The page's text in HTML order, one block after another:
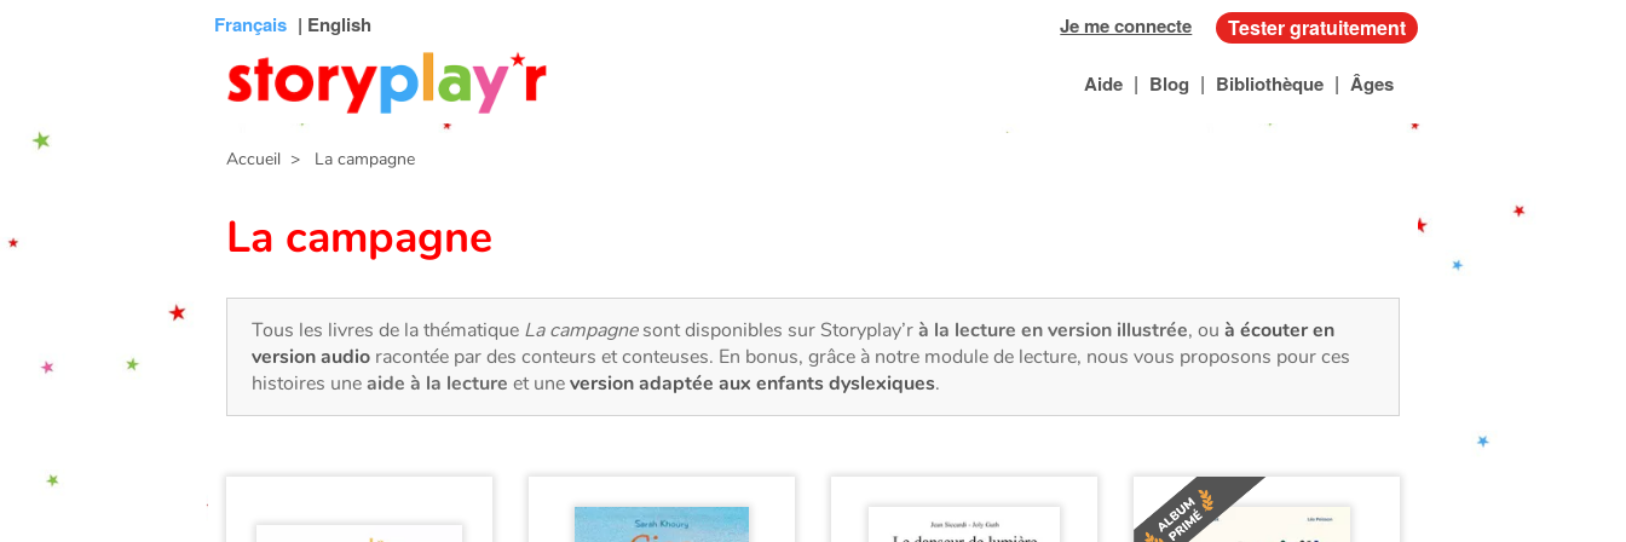
Français | English Je me connecte Tester gratuitement
Aide | Blog | Bibliothèque | Âges
Accueil > La campagne
La campagne
Tous les livres de la thématique La campagnesont disponibles sur Storyplay’rà la lecture en version illustrée, ou à écouter en
version audio racontée par des conteurs et conteuses. En bonus, grâce à notre module de lecture, nous vous proposons pour ces
histoires uneaide à la lecture et uneversion adaptée aux enfants dyslexiques.